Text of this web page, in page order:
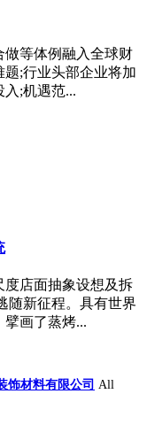
做等体例融入全球财
;行业头部企业将加
;机遇范...
度店面抽象设想及拆
随新征程。具有世界
擘画了蒸烤...
饰材料有限公司 All